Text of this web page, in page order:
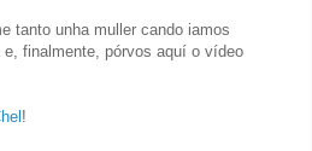
tanto unha muller cando iamos
finalmente, pórvos aquí o vídeo
!